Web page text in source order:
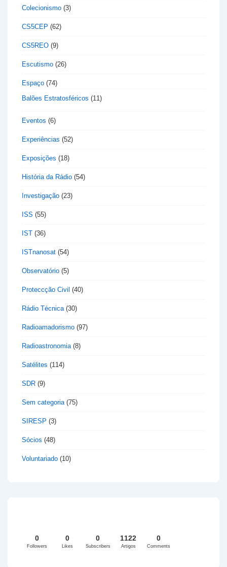
Colecionismo (3)
CS5CEP (62)
CS5REO (9)
Escutismo (26)
Espaço (74)
Balões Estratosféricos (11)
Eventos (6)
Experiências (52)
Exposições (18)
História da Rádio (54)
Investigação (23)
ISS (55)
IST (36)
ISTnanosat (54)
Observatório (5)
Proteccção Civil (40)
Rádio Técnica(30)
Radioamadorismo (97)
Radioastronomia(8)
Satélites (114)
SDR (9)
Sem categoria(75)
SIRESP (3)
Sócios (48)
Voluntariado (10)
0
Followers
0
Likes
0
Subscribers
1122
Artigos
0
Comments